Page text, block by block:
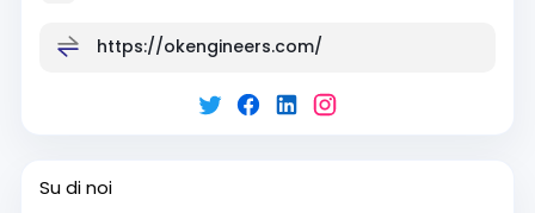
https://okengineers.com/
Su di noi